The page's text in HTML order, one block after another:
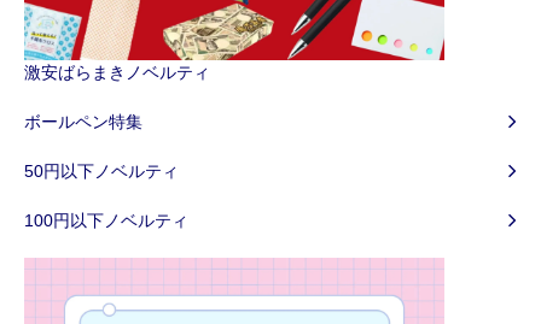
激安ばらまきノベルティ
ボールペン特集
50円以下ノベルティ
100円以下ノベルティ